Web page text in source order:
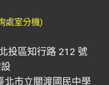
處室分機)
投區知行路 212 號
北市立關渡國民中學